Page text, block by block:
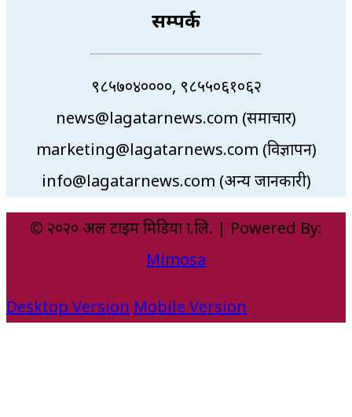
सम्पर्क
९८५७०४००००, ९८५५०६१०६२
news@lagatarnews.com (समाचार)
marketing@lagatarnews.com (विज्ञापन)
info@lagatarnews.com (अन्य जानकारी)
© २०२० अल टाइम मिडिया प्रा.लि. | Powered By:
Mimosa
Desktop Version Mobile Version